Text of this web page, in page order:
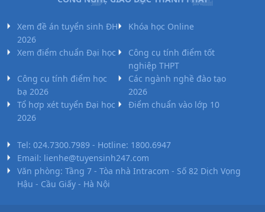
Trường
Đại Học
Công
thuật TP
HCM
tạo
tiếng
học
dục
bằng
tiếng
Việt)
Xem đề án tuyển sinh ĐH
2026
Khóa học Online
Xem điểm chuẩn Đại học
Công cụ tính điểm tốt
nghiệp THPT
Công cụ tính điểm học
bạ 2026
Các ngành nghề đào tạo
2026
Tổ hợp xét tuyển Đại học
2026
Điểm chuẩn vào lớp 10
Tel: 024.7300.7989 - Hotline: 1800.6947
Email: lienhe@tuyensinh247.com
Văn phòng: Tầng 7 - Tòa nhà Intracom - Số 82 Dịch Vọng
Hậu - Cầu Giấy - Hà Nội